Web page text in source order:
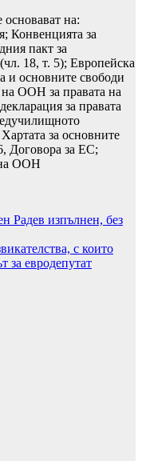
основават на:
Конвенцията за
пакт за
18, т. 5); Европейска
и основните свободи
ООН за правата на
за правата
за основните
Договора за ЕС;
на ООН
Радев изпълнен, без
с които
за евродепутат